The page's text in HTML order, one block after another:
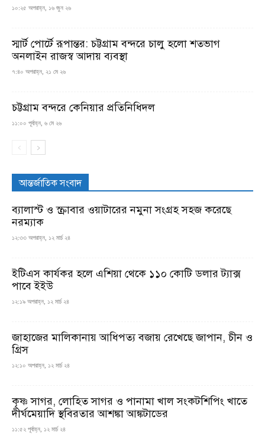
১০:২৫ অপরাহ্ন, ১৬ জুন ২৬
স্মার্ট পোর্টে রূপান্তর: চট্টগ্রাম বন্দরে চালু হলো শতভাগ
অনলাইন রাজস্ব আদায় ব্যবস্থা
৭:৪০ অপরাহ্ন, ২১ মে ২৬
চট্টগ্রাম বন্দরে কেনিয়ার প্রতিনিধিদল
১১:০০ পূর্বাহ্ন, ৬ মে ২৬
আন্তর্জাতিক সংবাদ
ব্যালাস্ট ও স্ক্রাবার ওয়াটারের নমুনা সংগ্রহ সহজ করেছে
নরম্যাক
১২:৩৩ অপরাহ্ন, ১২ মার্চ ২৪
ইটিএস কার্যকর হলে এশিয়া থেকে ১১০ কোটি ডলার ট্যাক্স
পাবে ইইউ
১২:১৯ অপরাহ্ন, ১২ মার্চ ২৪
জাহাজের মালিকানায় আধিপত্য বজায় রেখেছে জাপান, চীন ও
গ্রিস
১২:১০ অপরাহ্ন, ১২ মার্চ ২৪
কৃষ্ণ সাগর, লোহিত সাগর ও পানামা খাল সংকটশিপিং খাতে
দীর্ঘমেয়াদি স্থবিরতার আশঙ্কা আঙ্কটাডের
১১:৫২ পূর্বাহ্ন, ১২ মার্চ ২৪